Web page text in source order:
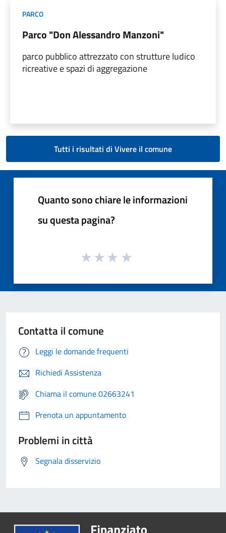
PARCO
Parco "Don Alessandro Manzoni"
parco pubblico attrezzato con strutture ludico
ricreative e spazi di aggregazione
Tutti i risultati di Vivere il comune
Quanto sono chiare le informazioni
su questa pagina?
Contatta il comune
Leggi le domande frequenti
Richiedi Assistenza
Chiama il comune 02663241
Prenota un appuntamento
Problemi in città
Segnala disservizio